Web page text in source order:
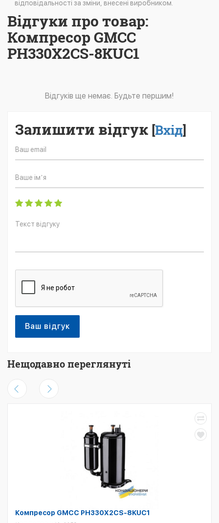
відповідальності за зміни, внесені виробником.
Відгуки про товар:
Компресор GMCC
PH330X2CS-8KUC1
Відгуків ще немає. Будьте першим!
Залишити відгук [Вхід]
Ваш відгук
Нещодавно переглянуті
Компресор GMCC PH330X2CS-8KUC1